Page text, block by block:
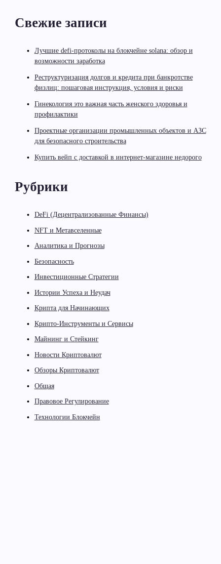
Свежие записи
Лучшие defi-протоколы на блокчейне solana: обзор и
возможности заработка
Реструктуризация долгов и кредита при банкротстве
физлиц: пошаговая инструкция, условия и риски
Гинекология это важная часть женского здоровья и
профилактики
Проектные организации промышленных объектов и АЗС
для безопасного строительства
Купить вейп с доставкой в интернет-магазине недорого
Рубрики
DeFi (Децентрализованные Финансы)
NFT и Метавселенные
Аналитика и Прогнозы
Безопасность
Инвестиционные Стратегии
Истории Успеха и Неудач
Крипта для Начинающих
Крипто-Инструменты и Сервисы
Майнинг и Стейкинг
Новости Криптовалют
Обзоры Криптовалют
Общая
Правовое Регулирование
Технологии Блокчейн